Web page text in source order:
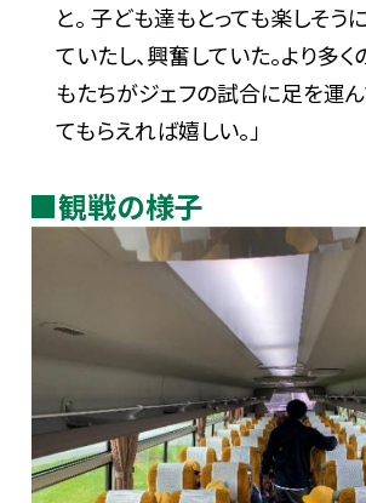
と。 子ども達もとっても楽しそう
ていたし、興奮していた。より多
もたちがジェフの試合に足を運
てもらえれば嬉しい。」
■観戦の様子